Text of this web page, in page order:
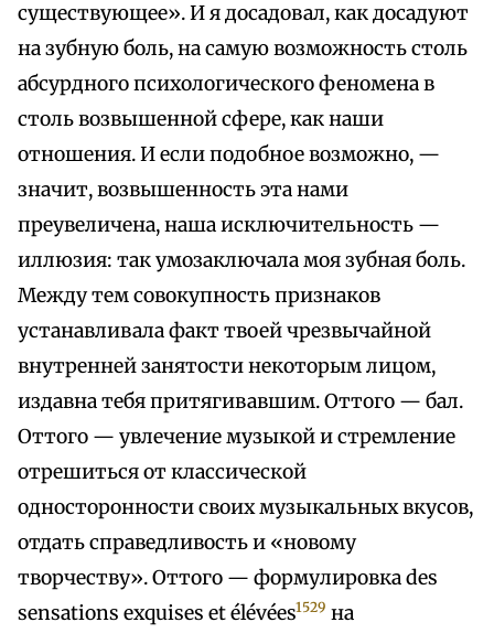
существующее». И я досадовал, как досадуют
на зубную боль, на самую возможность столь
абсурдного психологического феномена в
столь возвышенной сфере, как наши
отношения. И если подобное возможно, —
значит, возвышенность эта нами
преувеличена, наша исключительность —
иллюзия: так умозаключала моя зубная боль.
Между тем совокупность признаков
устанавливала факт твоей чрезвычайной
внутренней занятости некоторым лицом,
издавна тебя притягивавшим. Оттого — бал.
Оттого — увлечение музыкой и стремление
отрешиться от классической
односторонности своих музыкальных вкусов,
отдать справедливость и «новому
творчеству». Оттого — формулировка des
sensations exquises et élévées1529 на